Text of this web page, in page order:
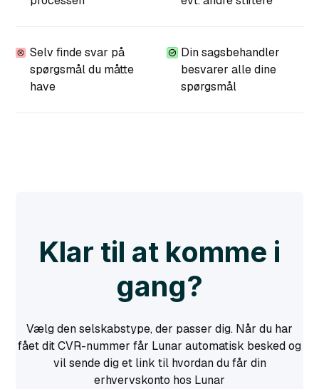
Selv finde svar på
spørgsmål du måtte
have
Din sagsbehandler
besvarer alle dine
spørgsmål
Klar til at komme i
gang?
Vælg den selskabstype, der passer dig. Når du har
fået dit CVR-nummer får Lunar automatisk besked og
vil sende dig et link til hvordan du får din
erhvervskonto hos Lunar